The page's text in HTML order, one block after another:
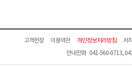
고객헌장 이용약관 개인정보처리방침 저
안내전화 041-560-0713,